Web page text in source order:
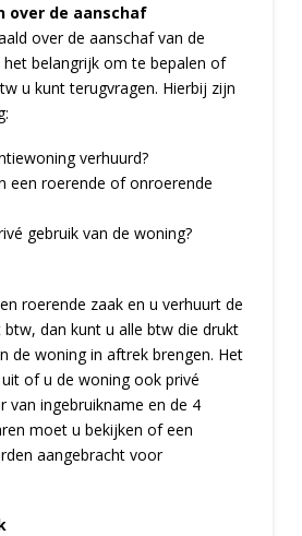
over de aanschaf
over de aanschaf van de
belangrijk om te bepalen of
u kunt terugvragen. Hierbij zijn
verhuurd?
een roerende of onroerende
gebruik van de woning?
roerende zaak en u verhuurt de
dan kunt u alle btw die drukt
de woning in aftrek brengen. Het
of u de woning ook privé
van ingebruikname en de 4
moet u bekijken of een
aangebracht voor